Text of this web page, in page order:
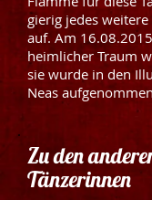
gierig jedes
auf. Am 16.08.2015
heimlicher Traum
sie wurde in den
Neas
Zu den
Tänzerinnen